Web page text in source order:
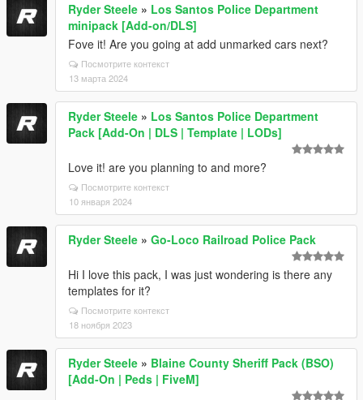
Ryder Steele » Los Santos Police Department
minipack [Add-on/DLS]
Fove it! Are you going at add unmarked cars next?
Посмотрите контекст
13 марта 2024
Ryder Steele » Los Santos Police Department
Pack [Add-On | DLS | Template | LODs]
Love it! are you planning to and more?
Посмотрите контекст
10 января 2024
Ryder Steele » Go-Loco Railroad Police Pack
Hi I love this pack, I was just wondering is there any
templates for it?
Посмотрите контекст
18 ноября 2023
Ryder Steele » Blaine County Sheriff Pack (BSO)
[Add-On | Peds | FiveM]